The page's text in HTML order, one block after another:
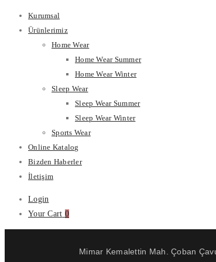
Kurumsal
Ürünlerimiz
Home Wear
Home Wear Summer
Home Wear Winter
Sleep Wear
Sleep Wear Summer
Sleep Wear Winter
Sports Wear
Online Katalog
Bizden Haberler
İletişim
Login
Your Cart 0
Mimar Kemalettin Mah. Çoban